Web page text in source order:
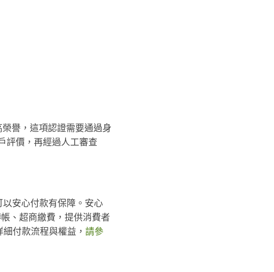
譽，這項認證需要通過身
評價，再經過人工審查
安心付款有保障。安心
、超商繳費，提供消費者
付款流程與權益， 請參